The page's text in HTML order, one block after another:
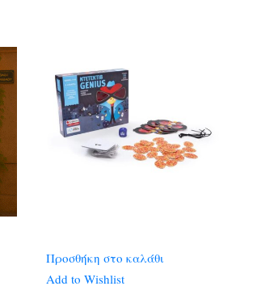
Προσθήκη στο καλάθι
Add to Wishlist